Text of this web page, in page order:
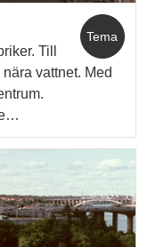
Tema
Till
vattnet. Med